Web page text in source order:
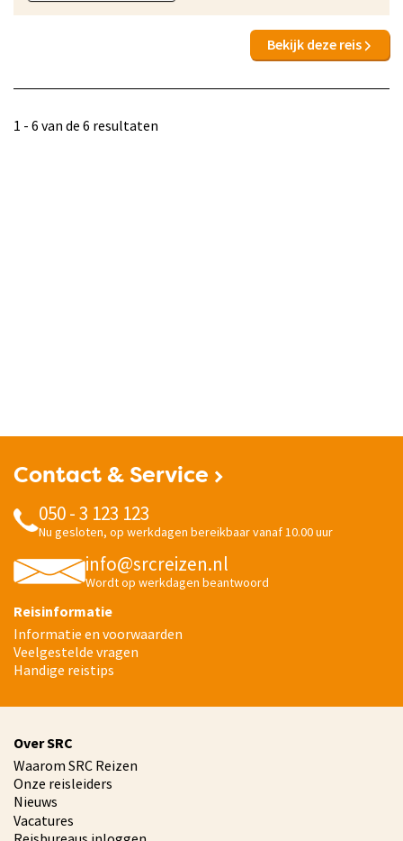
Bekijk deze reis
1 - 6 van de 6 resultaten
Contact & Service
050 - 3 123 123
Nu gesloten, op werkdagen bereikbaar vanaf 10.00 uur
info@srcreizen.nl
Wordt op werkdagen beantwoord
Reisinformatie
Informatie en voorwaarden
Veelgestelde vragen
Handige reistips
Over SRC
Waarom SRC Reizen
Onze reisleiders
Nieuws
Vacatures